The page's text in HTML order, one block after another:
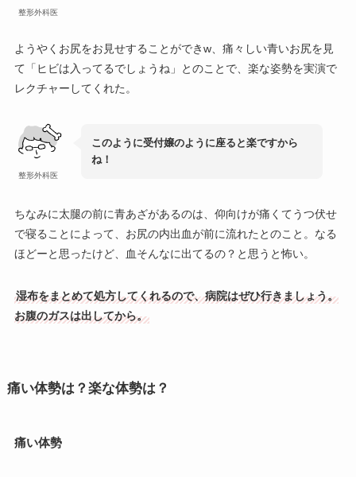
整形外科医
ようやくお尻をお見せすることができw、痛々しい青いお尻を見
て「ヒビは入ってるでしょうね」とのことで、楽な姿勢を実演で
レクチャーしてくれた。
整形外科医
このように受付嬢のように座ると楽ですから
ね！
ちなみに太腿の前に青あざがあるのは、仰向けが痛くてうつ伏せ
で寝ることによって、お尻の内出血が前に流れたとのこと。なる
ほどーと思ったけど、血そんなに出てるの？と思うと怖い。
湿布をまとめて処方してくれるので、病院はぜひ行きましょう。
お腹のガスは出してから。
痛い体勢は？楽な体勢は？
痛い体勢